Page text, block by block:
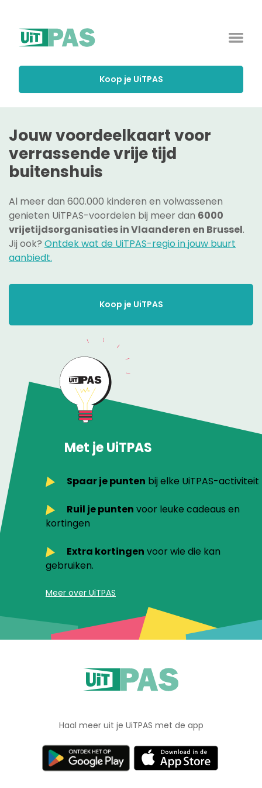
Koop je UiTPAS
Jouw voordeelkaart voor
verrassende vrije tijd
buitenshuis
Al meer dan 600.000 kinderen en volwassenen
genieten UiTPAS-voordelen bij meer dan 6000
vrijetijdsorganisaties in Vlaanderen en Brussel.
Jij ook? Ontdek wat de UiTPAS-regio in jouw buurt
aanbiedt.
Koop je UiTPAS
Met je UiTPAS
Spaar je punten bij elke UiTPAS-activiteit
Ruil je punten voor leuke cadeaus en
kortingen
Extra kortingen voor wie die kan
gebruiken.
Meer over UiTPAS
Haal meer uit je UiTPAS met de app